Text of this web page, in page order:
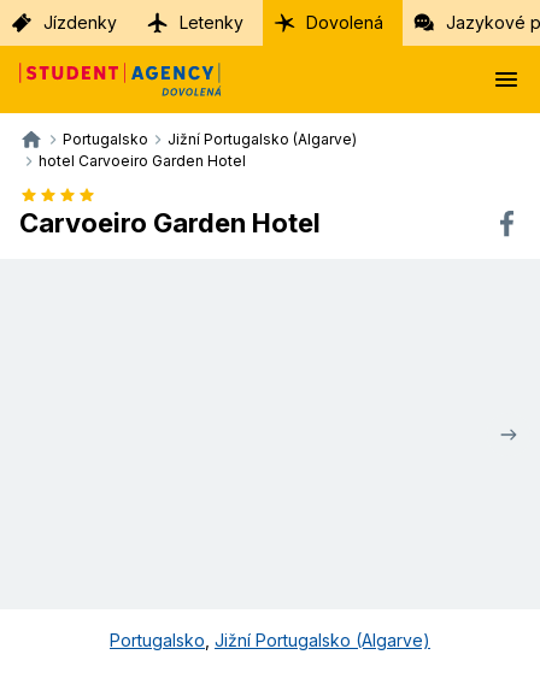
Jízdenky Letenky Dovolená Jazykové
Portugalsko
Jižní Portugalsko (Algarve)
hotel Carvoeiro Garden Hotel
Carvoeiro Garden Hotel
Portugalsko Jižní Portugalsko (Algarve)